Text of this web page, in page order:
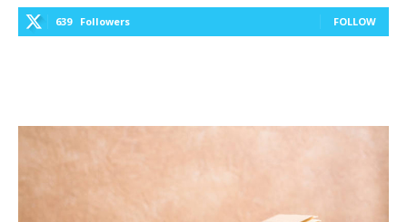
639 Followers FOLLOW